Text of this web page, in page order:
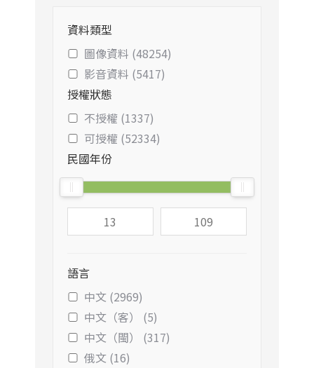
資料類型
圖像資料 (48254)
影音資料 (5417)
授權狀態
不授權 (1337)
可授權 (52334)
民國年份
語言
中文 (2969)
中文（客） (5)
中文（閩） (317)
俄文 (16)